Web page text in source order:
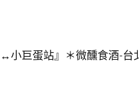
小巨蛋站』＊微醺食酒-台